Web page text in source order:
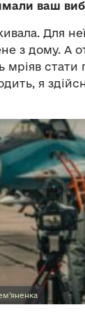
ваш
Для
з дому. А
мріяв стати
я